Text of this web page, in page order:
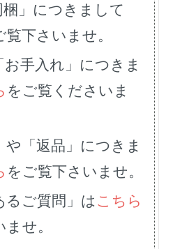
梱」につきまして
覧下さいませ。
お手入れ」につきま
をご覧くださいま
や「返品」につきま
をご覧下さいませ。
るご質問」は こちら
せ。